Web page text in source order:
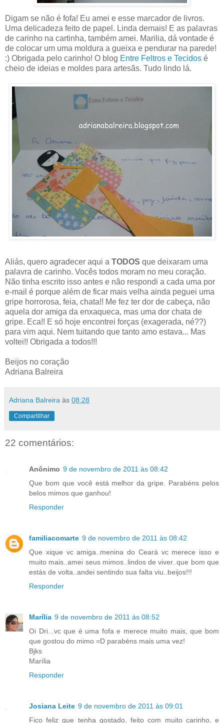
Digam se não é fofa! Eu amei e esse marcador de livros.
Uma delicadeza feito de papel. Linda demais! E as palavras
de carinho na cartinha, também amei. Marilia, dá vontade é
de colocar um uma moldura a gueixa e pendurar na parede!
:) Obrigada pelo carinho! O blog Entre Feltros e Tecidos é
cheio de ideias e moldes para artesãs. Tudo lindo lá.
Aliás, quero agradecer aqui a TODOS que deixaram uma
palavra de carinho. Vocês todos moram no meu coração.
Não tinha escrito isso antes e não respondi a cada uma por
e-mail é porque além de ficar mais velha ainda peguei uma
gripe horrorosa, feia, chata!! Me fez ter dor de cabeça, não
aquela dor amiga da enxaqueca, mas uma dor chata de
gripe. Eca!! E só hoje encontrei forças (exagerada, né??)
para vim aqui. Nem tuitando que tanto amo estava... Mas
voltei!! Obrigada a todos!!!
Beijos no coração
Adriana Balreira
Adriana Balreira às 08:28
Compartilhar
22 comentários:
Anônimo 9 de novembro de 2011 às 08:42
Que bom que você está melhor da gripe. Parabéns pelos
belos mimos que ganhou!
Responder
familiacomarte 9 de novembro de 2011 às 08:42
Que xique vc amiga..menina do Ceará vc merece isso e
muito mais..amei seus mimos..lindos de viver..que bom que
estás de volta..andei sentindo sua falta viu..beijos!!!
Responder
Marília 9 de novembro de 2011 às 08:52
Oi Dri...vc que é uma fofa e merece muito mais, que bom
que gostou do mimo =D parabéns mais uma vez!
Bjks
Marília
Responder
Josiana Leite 9 de novembro de 2011 às 09:01
Fico feliz que tenha gostado, feito com muito carinho, e